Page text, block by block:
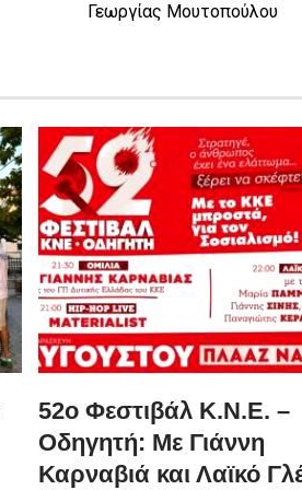
Γεωργίας Μουτοπούλου
52ο Φεστιβάλ Κ.Ν.Ε. –
Οδηγητή: Με Γιάννη
Καρναβιά και Λαϊκό